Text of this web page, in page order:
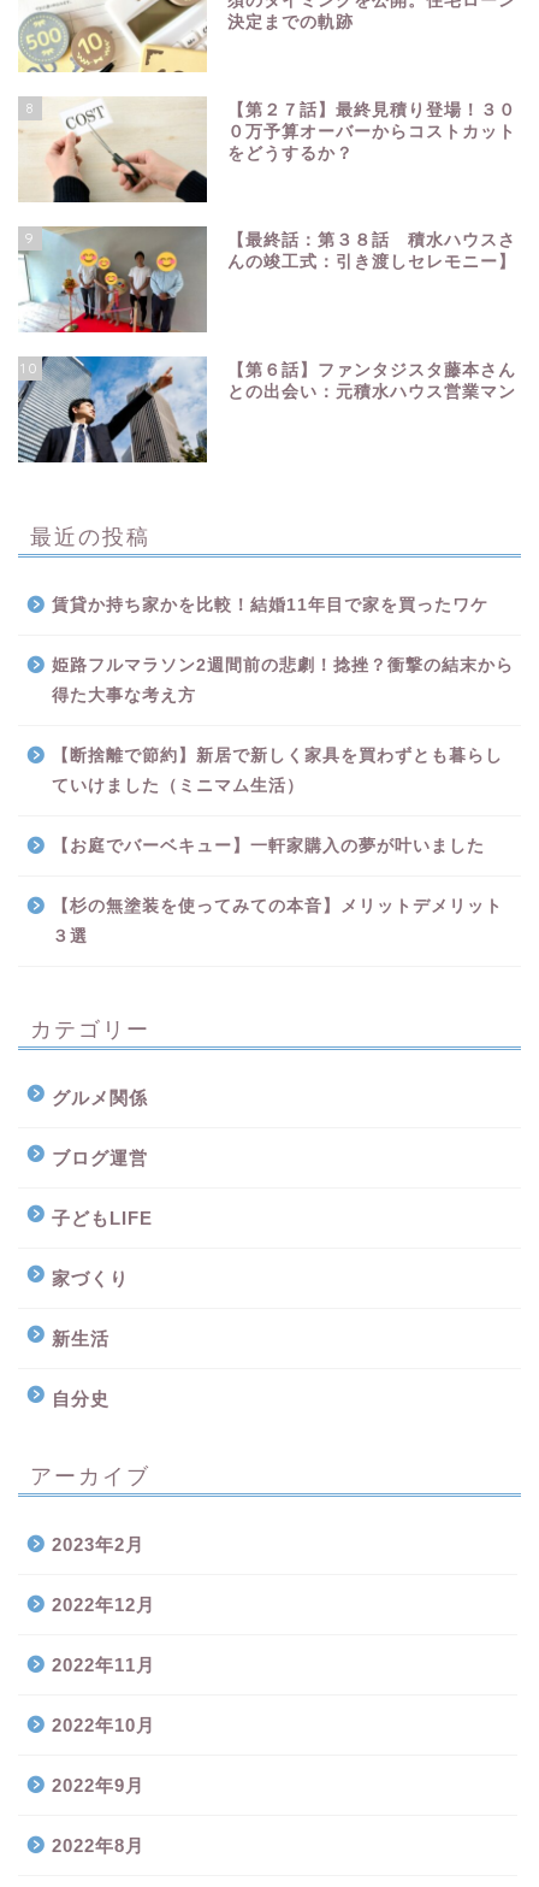
決定までの軌跡
8
【第２７話】最終見積り登場！３０
０万予算オーバーからコストカット
をどうするか？
9
【最終話：第３８話 積水ハウスさ
んの竣工式：引き渡しセレモニー】
10
【第６話】ファンタジスタ藤本さん
との出会い：元積水ハウス営業マン
最近の投稿
賃貸か持ち家かを比較！結婚11年目で家を買ったワケ
姫路フルマラソン2週間前の悲劇！捻挫？衝撃の結末から
得た大事な考え方
【断捨離で節約】新居で新しく家具を買わずとも暮らし
ていけました（ミニマム生活）
【お庭でバーベキュー】一軒家購入の夢が叶いました
【杉の無塗装を使ってみての本音】メリットデメリット
３選
カテゴリー
グルメ関係
ブログ運営
子どもLIFE
家づくり
新生活
自分史
アーカイブ
2023年2月
2022年12月
2022年11月
2022年10月
2022年9月
2022年8月